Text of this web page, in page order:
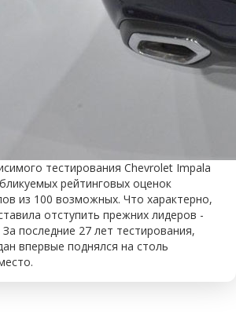
тестирования Chevrolet Impala
рейтинговых оценок
из 100 возможных. Что характерно,
отступить прежних лидеров -
последние 27 лет тестирования,
впервые поднялся на столь